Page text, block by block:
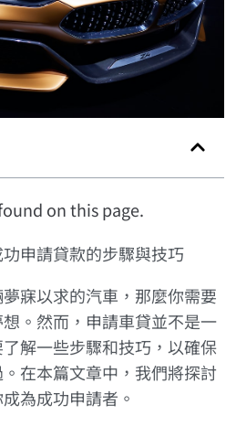
on this page.
申請貸款的步驟與技巧
寐以求的汽車，那麼你需要
。然而，申請車貸並不是一
解一些步驟和技巧，以確保
在本篇文章中，我們將探討
為成功申請者。